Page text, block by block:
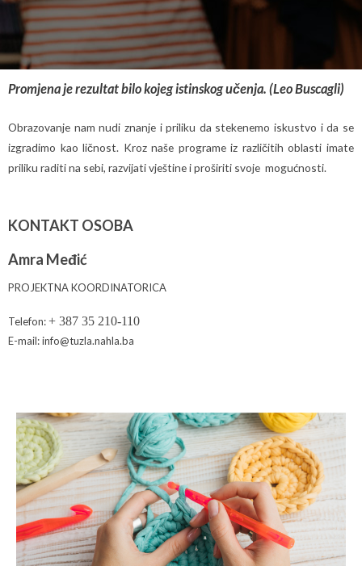
Promjena je rezultat bilo kojeg istinskog učenja. (Leo Buscagli)
Obrazovanje nam nudi znanje i priliku da stekenemo iskustvo i da se
izgradimo kao ličnost. Kroz naše programe iz različitih oblasti imate
priliku raditi na sebi, razvijati vještine i proširiti svoje mogućnosti.
KONTAKT OSOBA
Amra Međić
PROJEKTNA KOORDINATORICA
Telefon:+ 387 35 210-110
E-mail: info@tuzla.nahla.ba